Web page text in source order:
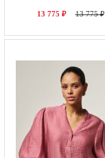
13 775 ₽ 13 775 ₽